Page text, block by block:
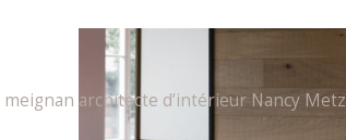
architecte d’intérieur Nancy Metz